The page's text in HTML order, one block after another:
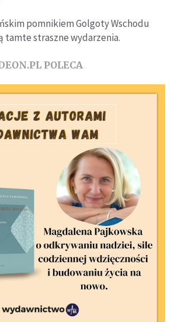
pomnikiem Golgoty Wschodu
tamte straszne wydarzenia.
POLECA